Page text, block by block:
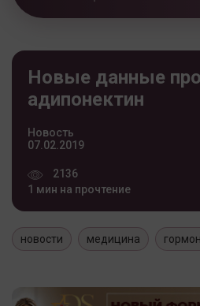
Новые данные
адипонектин
Новость
07.02.2019
2136
1 мин на прочтение
новости медицина